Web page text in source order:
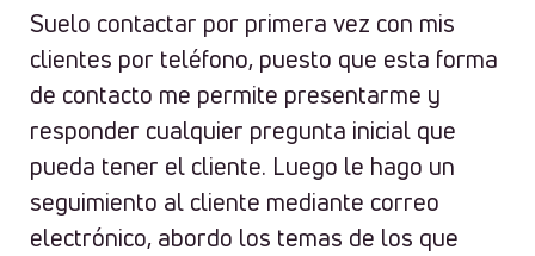
Suelo contactar por primera vez con mis
clientes por teléfono, puesto que esta forma
de contacto me permite presentarme y
responder cualquier pregunta inicial que
pueda tener el cliente. Luego le hago un
seguimiento al cliente mediante correo
electrónico, abordo los temas de los que